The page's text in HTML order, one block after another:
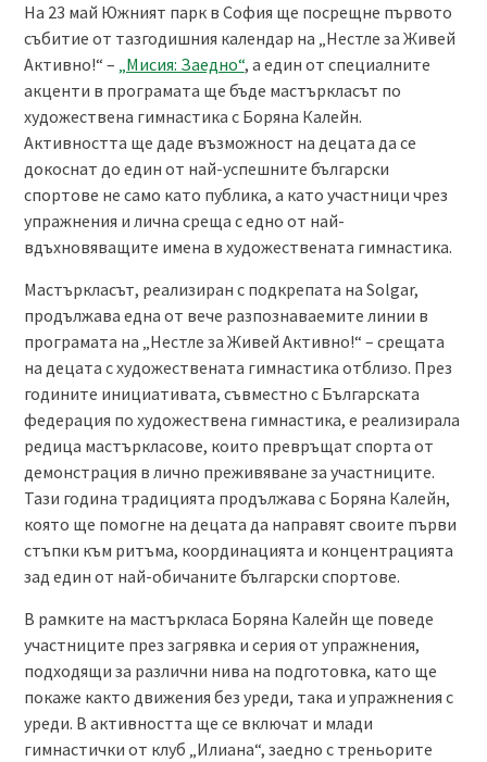
На 23 май Южният парк в София ще посрещне първото
събитие от тазгодишния календар на „Нестле за Живей
Активно!“ – „Мисия: Заедно“, а един от специалните
акценти в програмата ще бъде мастъркласът по
художествена гимнастика с Боряна Калейн.
Активността ще даде възможност на децата да се
докоснат до един от най-успешните български
спортове не само като публика, а като участници чрез
упражнения и лична среща с едно от най-
вдъхновяващите имена в художествената гимнастика.
Мастъркласът, реализиран с подкрепата на Solgar,
продължава една от вече разпознаваемите линии в
програмата на „Нестле за Живей Активно!“ – срещата
на децата с художествената гимнастика отблизо. През
годините инициативата, съвместно с Българската
федерация по художествена гимнастика, е реализирала
редица мастъркласове, които превръщат спорта от
демонстрация в лично преживяване за участниците.
Тази година традицията продължава с Боряна Калейн,
която ще помогне на децата да направят своите първи
стъпки към ритъма, координацията и концентрацията
зад един от най-обичаните български спортове.
В рамките на мастъркласа Боряна Калейн ще поведе
участниците през загрявка и серия от упражнения,
подходящи за различни нива на подготовка, като ще
покаже както движения без уреди, така и упражнения с
уреди. В активността ще се включат и млади
гимнастички от клуб „Илиана“, заедно с треньорите